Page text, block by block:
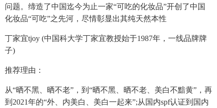
问题。缔造了中国迄今为止一家“可吃的化妆品”开创了中国
化妆品“可吃”之先河，尽情彰显出其纯天然本性
丁家宜tjoy (中国科大学丁家宜教授始于1987年，一线品牌牌
子)
推荐理由：
从“晒不黑、晒不老”，到“晒不黑、晒不老、美白不黯黄”，再
到2021年的“外、内美白、美白一起来”;从国内spf认证到国内